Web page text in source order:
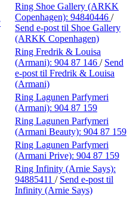
Ring Shoe Gallery (ARKK
Copenhagen): 94840446 /
Send e-post til Shoe Gallery
(ARKK Copenhagen)
Ring Fredrik & Louisa
(Armani): 904 87 146 / Send
e-post til Fredrik & Louisa
(Armani)
Ring Lagunen Parfymeri
(Armani): 904 87 159
Ring Lagunen Parfymeri
(Armani Beauty): 904 87 159
Ring Lagunen Parfymeri
(Armani Prive): 904 87 159
Ring Infinity (Arnie Says):
94885411 / Send e-post til
Infinity (Arnie Says)